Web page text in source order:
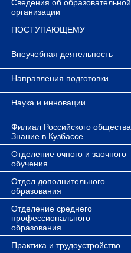
Сведения об образовательной
организации
ПОСТУПАЮЩЕМУ
Внеучебная деятельность
Направления подготовки
Наука и инновации
Филиал Российского общества
Знание в Кузбассе
Отделение очного и заочного
обучения
Отдел дополнительного
образования
Отделение среднего
профессионального
образования
Практика и трудоустройство